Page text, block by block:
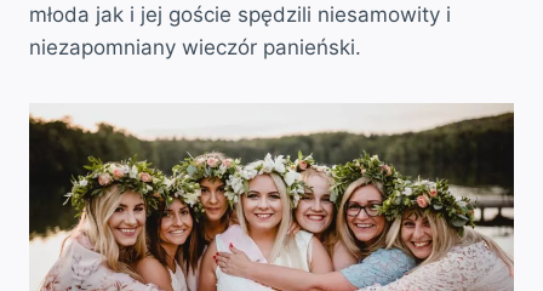
młoda jak i jej goście spędzili niesamowity i
niezapomniany wieczór panieński.